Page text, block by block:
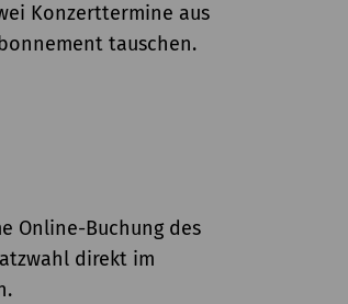
Konzerttermine aus
tauschen.
Online-Buchung des
direkt im